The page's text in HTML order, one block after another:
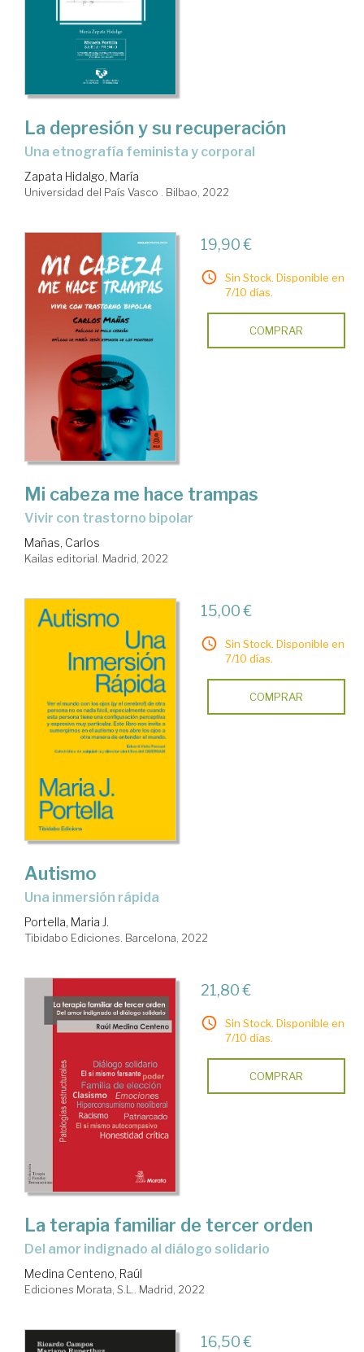
La depresión y su recuperación
una etnografía feminista y corporal
Zapata Hidalgo, María
Universidad del País Vasco . Bilbao, 2022
19,90 €
Sin Stock. Disponible en
7/10 días.
COMPRAR
Mi cabeza me hace trampas
vivir con trastorno bipolar
Mañas, Carlos
Kailas editorial. Madrid, 2022
15,00 €
Sin Stock. Disponible en
7/10 días.
COMPRAR
Autismo
una inmersión rápida
Portella, Maria J.
Tibidabo Ediciones. Barcelona, 2022
21,80 €
Sin Stock. Disponible en
7/10 días.
COMPRAR
La terapia familiar de tercer orden
del amor indignado al diálogo solidario
Medina Centeno, Raúl
Ediciones Morata, S.L.. Madrid, 2022
16,50 €